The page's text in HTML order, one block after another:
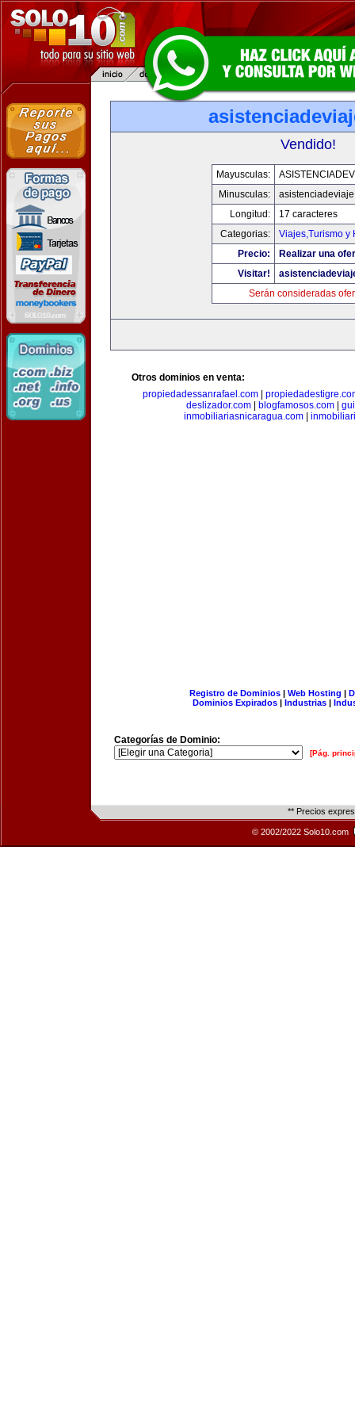
Vendido!
Mayusculas:
Minusculas:
Longitud:
17 caracteres
Categorias:
Viajes,Turismo y
Precio:
Realizar una
Visitar!
Serán consideradas
Otros dominios en venta:
propiedadessanrafael.com
deslizador.com| blogfamosos.com|
inmobiliariasnicaragua.com
Registro de Dominios| Web Hosting |
Dominios Expirados | Industrias |
Categorías de Dominio:
[Pág.
** Precios
© 2002/2022 Solo10.com